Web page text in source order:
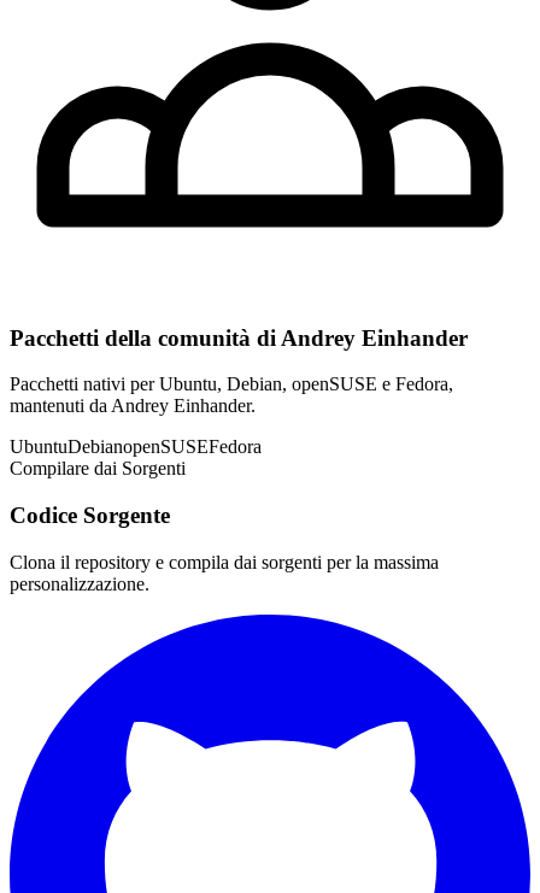
Pacchetti della comunità di Andrey Einhander
Pacchetti nativi per Ubuntu, Debian, openSUSE e Fedora,
mantenuti da Andrey Einhander.
UbuntuDebianopenSUSEFedora
Compilare dai Sorgenti
Codice Sorgente
Clona il repository e compila dai sorgenti per la massima
personalizzazione.